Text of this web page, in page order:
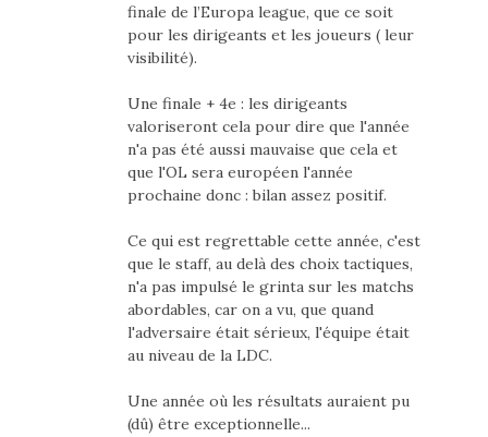
finale de l’Europa league, que ce soit
pour les dirigeants et les joueurs ( leur
visibilité).
Une finale + 4e : les dirigeants
valoriseront cela pour dire que l'année
n'a pas été aussi mauvaise que cela et
que l'OL sera européen l'année
prochaine donc : bilan assez positif.
Ce qui est regrettable cette année, c'est
que le staff, au delà des choix tactiques,
n'a pas impulsé le grinta sur les matchs
abordables, car on a vu, que quand
l'adversaire était sérieux, l'équipe était
au niveau de la LDC.
Une année où les résultats auraient pu
(dû) être exceptionnelle...